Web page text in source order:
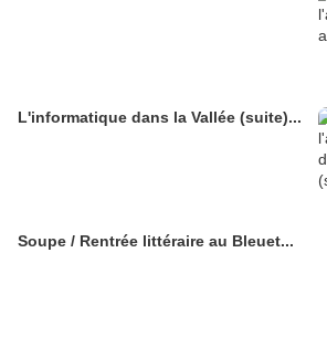
L'informatique dans la Vallée (suite)...
Soupe / Rentrée littéraire au Bleuet...